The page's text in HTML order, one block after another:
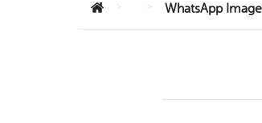
Você está aqui:WhatsApp